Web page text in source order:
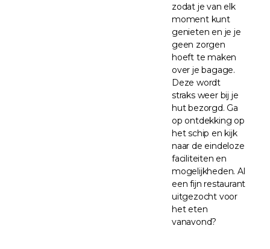
zodat je van elk
moment kunt
genieten en je je
geen zorgen
hoeft te maken
over je bagage.
Deze wordt
straks weer bij je
hut bezorgd. Ga
op ontdekking op
het schip en kijk
naar de eindeloze
faciliteiten en
mogelijkheden. Al
een fijn restaurant
uitgezocht voor
het eten
vanavond?